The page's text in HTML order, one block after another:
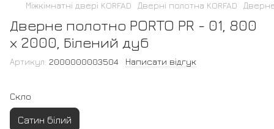
Міжкімнатні двері KORFAD Дверні полотна KORFAD
Дверне полотно PORTO PR - 01, 800
х 2000, Білений дуб
Артикул: 2000000003504 Написати відгук
Скло
Сатин білий